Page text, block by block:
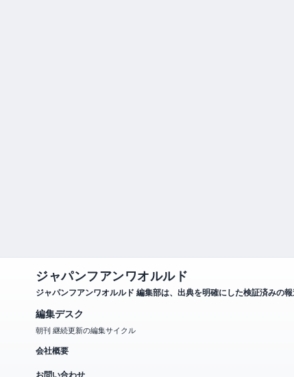
ジャパンフアンワオルルド
ジャパンフアンワオルルド 編集部は、出典を明確にした検証済みの
編集デスク
朝刊 継続更新の編集サイクル
会社概要
お問い合わせ